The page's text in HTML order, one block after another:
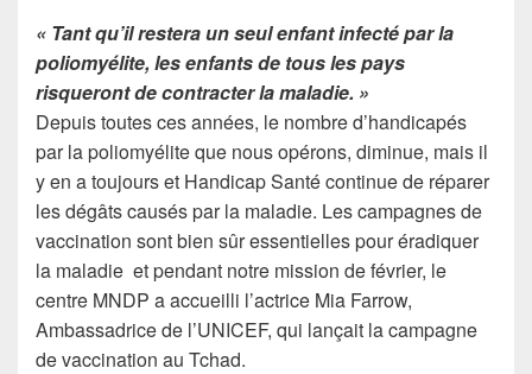
« Tant qu’il restera un seul enfant infecté par la
poliomyélite, les enfants de tous les pays
risqueront de contracter la maladie. »
Depuis toutes ces années, le nombre d’handicapés
par la poliomyélite que nous opérons, diminue, mais il
y en a toujours et Handicap Santé continue de réparer
les dégâts causés par la maladie. Les campagnes de
vaccination sont bien sûr essentielles pour éradiquer
la maladie et pendant notre mission de février, le
centre MNDP a accueilli l’actrice Mia Farrow,
Ambassadrice de l’UNICEF, qui lançait la campagne
de vaccination au Tchad.